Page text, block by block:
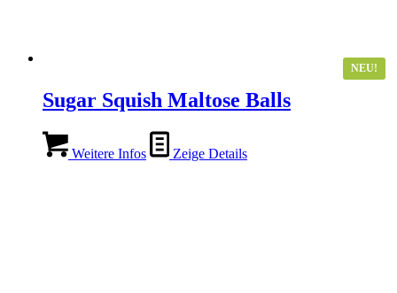
NEU!
Sugar Squish Maltose Balls
Weitere Infos Zeige Details